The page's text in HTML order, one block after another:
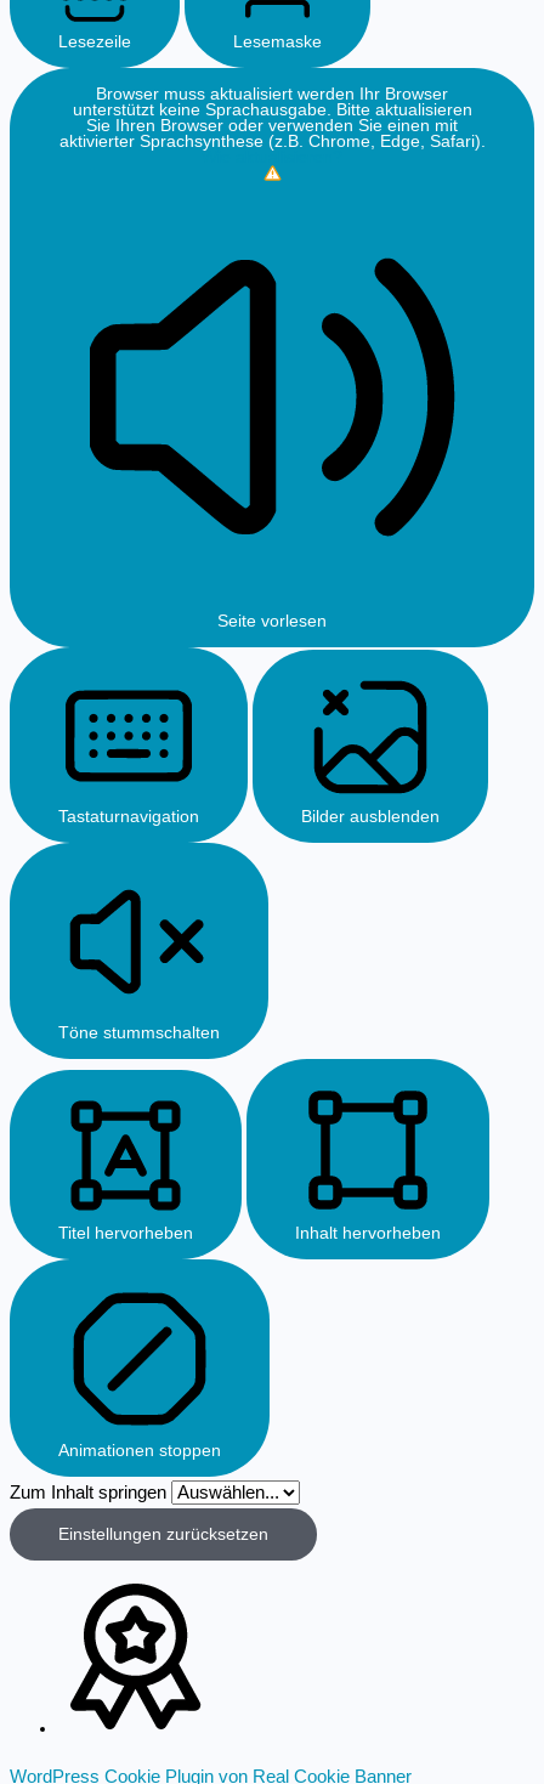
Lesezeile Lesemaske
Browser muss aktualisiert werden
Ihr Browser
unterstützt keine Sprachausgabe. Bitte aktualisieren
Sie Ihren Browser oder verwenden Sie einen mit
aktivierter Sprachsynthese (z.B. Chrome, Edge, Safari).
Seite vorlesen
Tastaturnavigation Bilder ausblenden
Töne stummschalten
Titel hervorheben Inhalt hervorheben
Animationen stoppen
Zum Inhalt springen
Einstellungen zurücksetzen
WordPress Cookie Plugin von Real Cookie Banner